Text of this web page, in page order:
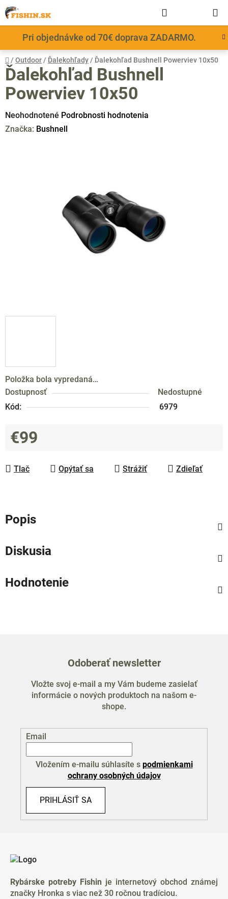
Prejsť
na
obsah
Pri objednávke od 70€ doprava ZADARMO.
KOŠÍK
Domov
/ Outdoor / Ďalekohľady / Ďalekohľad Bushnell Powerviev 10x50
Položka bola vypredaná…
Dostupnosť
Nedostupné
Kód:
6979
€99
Tlač
Opýtať sa Strážiť Zdieľať
Ďalekohľad Bushnell
Powerviev 10x50
Priemerné
hodnotenie
Neohodnotené Podrobnosti hodnotenia
Značka: Bushnell
Popis
Diskusia
Hodnotenie
Odoberať newsletter
Vložte svoj e-mail a my Vám budeme zasielať
informácie o nových produktoch na našom e-
shope.
Email
Vložením e-mailu súhlasíte s podmienkami
ochrany osobných údajov
PRIHLÁSIŤ SA
Rybárske potreby Fishin je internetový obchod známej
značky Hronka s viac než 30 ročnou tradíciou.